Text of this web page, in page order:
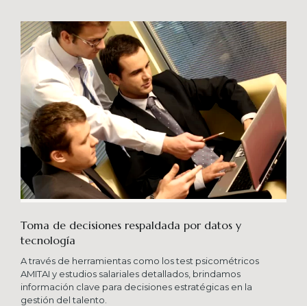
Toma de decisiones respaldada por datos y
tecnología​
A través de herramientas como los test psicométricos
AMITAI y estudios salariales detallados, brindamos
información clave para decisiones estratégicas en la
gestión del talento.